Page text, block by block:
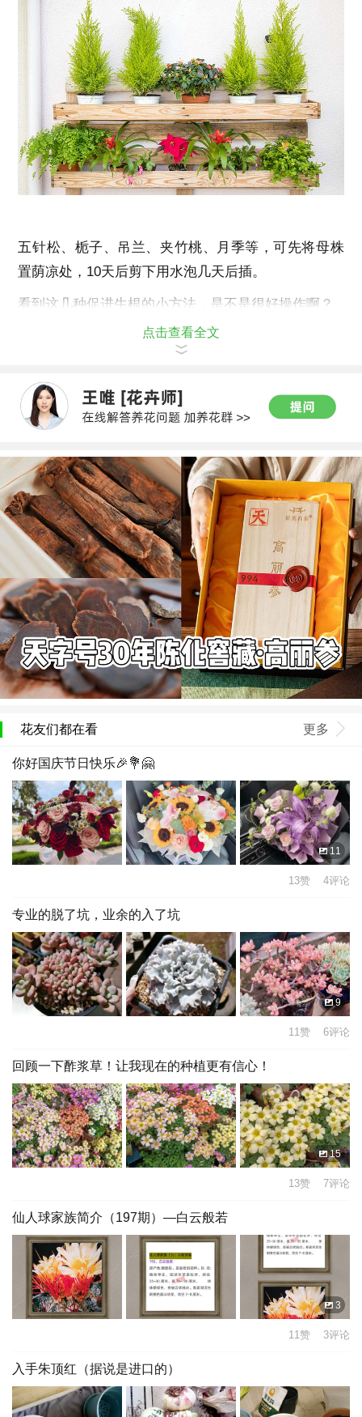
五针松、栀子、吊兰、夹竹桃、月季等，可先将母株
置荫凉处，10天后剪下用水泡几天后插。
看到这几种促进生根的小方法，是不是很好操作啊？
再也不用为扦插不生根着急啦！
点击查看全文
花友们都在看 更多
你好国庆节日快乐🎉💐🤗
11
13赞 4评论
专业的脱了坑，业余的入了坑
9
11赞 6评论
回顾一下酢浆草！让我现在的种植更有信心！
15
13赞 7评论
仙人球家族简介（197期）—白云般若
3
11赞 3评论
入手朱顶红（据说是进口的）